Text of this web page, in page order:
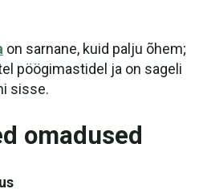
on sarnane, kuid palju õhem;
pöögimastidel ja on sageli
sisse.
omadused